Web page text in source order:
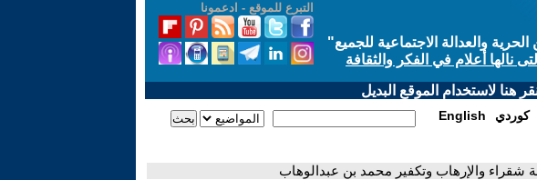
التبرع للموقع - ادعمونا
والعدالة الاجتماعية للجميع"
نالها أعلام في الفكر والثقافة
هنا لاستخدام الموقع البديل
English كوردي
شقراء والإرهاب وتكفير محمد بن عبدالوهاب